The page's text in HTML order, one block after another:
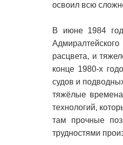
освоил всю
В июне 1984
расцвета, и
конце 1980-х
судов и
тяжёлые
технологий,
там прочные
трудностями